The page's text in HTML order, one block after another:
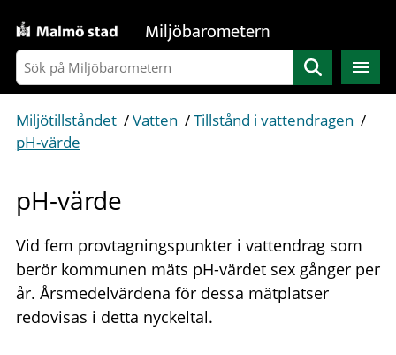
Gå direkt till sidans innehåll
Miljöbarometern
Sök
Miljötillståndet /Vatten /Tillstånd i vattendragen /
pH-värde
pH-värde
Vid fem provtagningspunkter i vattendrag som
berör kommunen mäts pH-värdet sex gånger per
år. Årsmedelvärdena för dessa mätplatser
redovisas i detta nyckeltal.